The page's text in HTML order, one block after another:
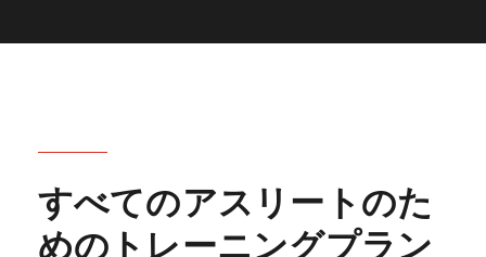
すべてのアスリートのた
めのトレーニングプラン